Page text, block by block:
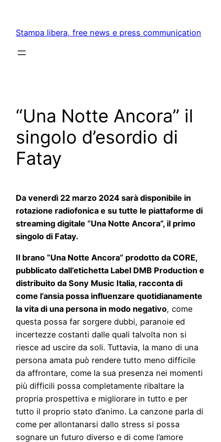
content
Stampa libera, free news e press communication
“Una Notte Ancora” il
singolo d’esordio di
Fatay
Da venerdì 22 marzo 2024 sarà disponibile in
rotazione radiofonica e su tutte le piattaforme di
streaming digitale “Una Notte Ancora”, il primo
singolo di Fatay.
Il brano “Una Notte Ancora” prodotto da CORE,
pubblicato dall’etichetta Label DMB Production e
distribuito da Sony Music Italia, racconta di
come l’ansia possa influenzare quotidianamente
la vita di una persona in modo negativo, come
questa possa far sorgere dubbi, paranoie ed
incertezze costanti dalle quali talvolta non si
riesce ad uscire da soli. Tuttavia, la mano di una
persona amata può rendere tutto meno difficile
da affrontare, come la sua presenza nei momenti
più difficili possa completamente ribaltare la
propria prospettiva e migliorare in tutto e per
tutto il proprio stato d’animo. La canzone parla di
come per allontanarsi dallo stress si possa
sognare un futuro diverso e di come l’amore